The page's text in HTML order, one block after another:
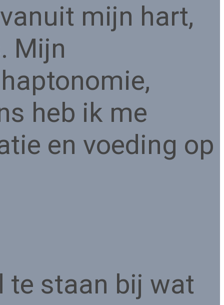
mijn hart,
Mijn
heb ik me
en voeding op
te staan bij wat